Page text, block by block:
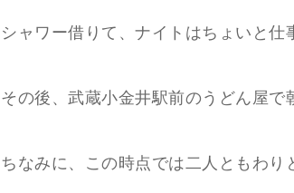
シャワー借りて、ナイトはちょいと仕
その後、武蔵小金井駅前のうどん屋で
ちなみに、この時点では二人ともわり